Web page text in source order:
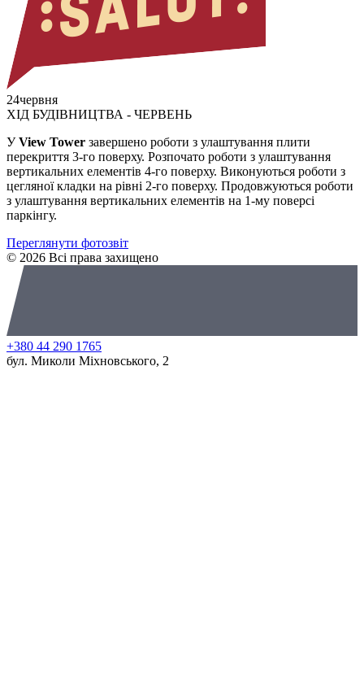
24червня
ХІД БУДІВНИЦТВА - ЧЕРВЕНЬ
УView Tower завершено роботи з улаштування плити
перекриття 3-го поверху. Розпочато роботи з улаштування
вертикальних елементів 4-го поверху. Виконуються роботи з
цегляної кладки на рівні 2-го поверху. Продовжуються роботи
з улаштування вертикальних елементів на 1-му поверсі
паркінгу.
Переглянути фотозвіт
© 2026 Всі права захищено
+380 44 290 1765
бул. Миколи Міхновського, 2